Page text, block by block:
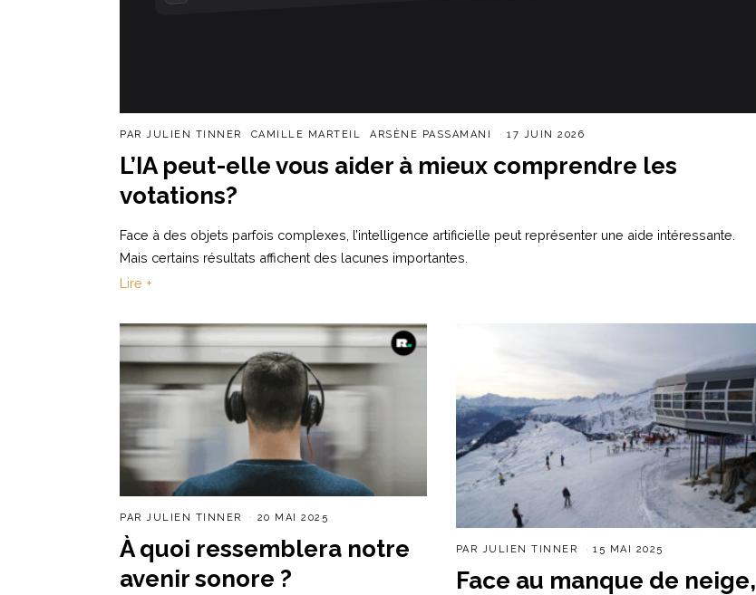
PAR JULIEN TINNER CAMILLE MARTEIL ARSÈNE PASSAMANI 17 JUIN 2026
L’IA peut-elle vous aider à mieux comprendre les
votations?
Face à des objets parfois complexes, l’intelligence artificielle peut représenter une aide intéressante.
Mais certains résultats affichent des lacunes importantes.
Lire +
PAR JULIEN TINNER 20 MAI 2025
À quoi ressemblera notre
avenir sonore ?
PAR JULIEN TINNER 15 MAI 2025
Face au manque de neige,